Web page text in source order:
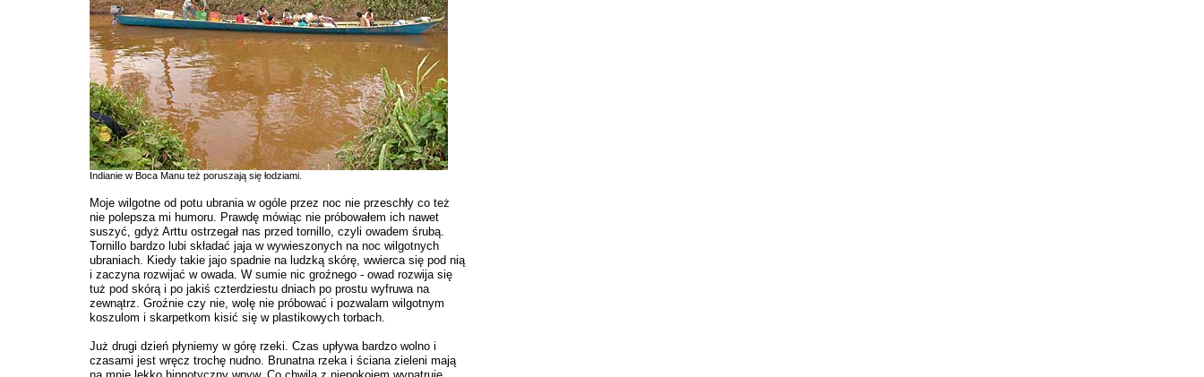
Indianie w Boca Manu też poruszają się łodziami.
Moje wilgotne od potu ubrania w ogóle przez noc nie przeschły co też
nie polepsza mi humoru. Prawdę mówiąc nie próbowałem ich nawet
suszyć, gdyż Arttu ostrzegał nas przed tornillo, czyli owadem śrubą.
Tornillo bardzo lubi składać jaja w wywieszonych na noc wilgotnych
ubraniach. Kiedy takie jajo spadnie na ludzką skórę, wwierca się pod nią
i zaczyna rozwijać w owada. W sumie nic groźnego - owad rozwija się
tuż pod skórą i po jakiś czterdziestu dniach po prostu wyfruwa na
zewnątrz. Groźnie czy nie, wolę nie próbować i pozwalam wilgotnym
koszulom i skarpetkom kisić się w plastikowych torbach.
Już drugi dzień płyniemy w górę rzeki. Czas upływa bardzo wolno i
czasami jest wręcz trochę nudno. Brunatna rzeka i ściana zieleni mają